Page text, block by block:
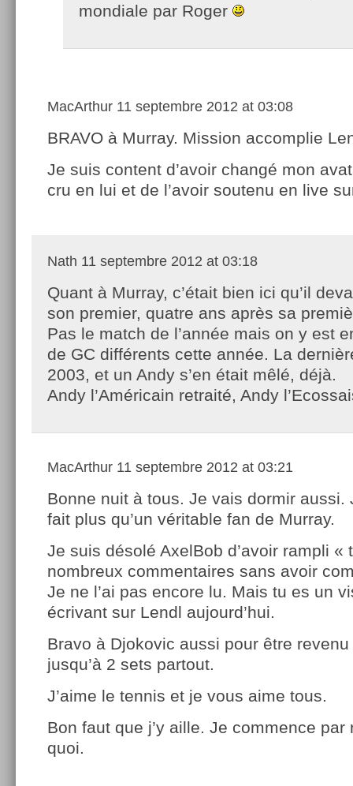
mondiale par Roger
MacArthur 11 septembre 2012 at 03:08
BRAVO à Murray. Mission accomplie
Je suis content d’avoir changé mon
cru en lui et de l’avoir soutenu en live
Nath 11 septembre 2012 at 03:18
Quant à Murray, c’était bien ici qu’il
son premier, quatre ans après sa
Pas le match de l’année mais on y est
de GC différents cette année. La
2003, et un Andy s’en était mêlé, déjà.
Andy l’Américain retraité, Andy
MacArthur 11 septembre 2012 at 03:21
Bonne nuit à tous. Je vais dormir aussi.
fait plus qu’un véritable fan de Murray.
Je suis désolé AxelBob d’avoir rampli «
nombreux commentaires sans avoir
Je ne l’ai pas encore lu. Mais tu es un
écrivant sur Lendl aujourd’hui.
Bravo à Djokovic aussi pour être
jusqu’à 2 sets partout.
J’aime le tennis et je vous aime tous.
Bon faut que j’y aille. Je commence par
quoi.